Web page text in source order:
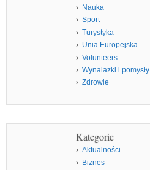
Nauka
Sport
Turystyka
Unia Europejska
Volunteers
Wynalazki i pomysły
Zdrowie
Kategorie
Aktualności
Biznes